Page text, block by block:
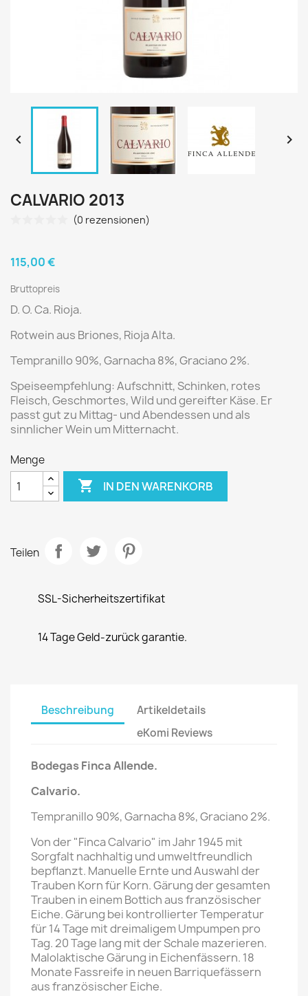
 
CALVARIO 2013
(0 rezensionen)
115,00 €
Bruttopreis
D. O. Ca. Rioja.
Rotwein aus Briones, Rioja Alta.
Tempranillo 90%, Garnacha 8%, Graciano 2%.
Speiseempfehlung:Aufschnitt, Schinken, rotes
Fleisch, Geschmortes, Wild und gereifter Käse. Er
passt gut zu Mittag- und Abendessen und als
sinnlicher Wein um Mitternacht.
Menge
 IN DEN WARENKORB
Teilen
SSL-Sicherheitszertifikat
14 Tage Geld-zurück garantie.
Beschreibung
Artikeldetails
eKomi Reviews
Bodegas Finca Allende.
Calvario.
Tempranillo 90%, Garnacha 8%, Graciano 2%.
Von der "Finca Calvario" im Jahr 1945 mit
Sorgfalt nachhaltig und umweltfreundlich
bepflanzt. Manuelle Ernte und Auswahl der
Trauben Korn für Korn. Gärung der gesamten
Trauben in einem Bottich aus französischer
Eiche. Gärung bei kontrollierter Temperatur
für 14 Tage mit dreimaligem Umpumpen pro
Tag. 20 Tage lang mit der Schale mazerieren.
Malolaktische Gärung in Eichenfässern. 18
Monate Fassreife in neuen Barriquefässern
aus französischer Eiche.